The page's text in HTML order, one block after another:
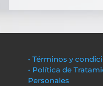
• Términos y
• Política de
Personales